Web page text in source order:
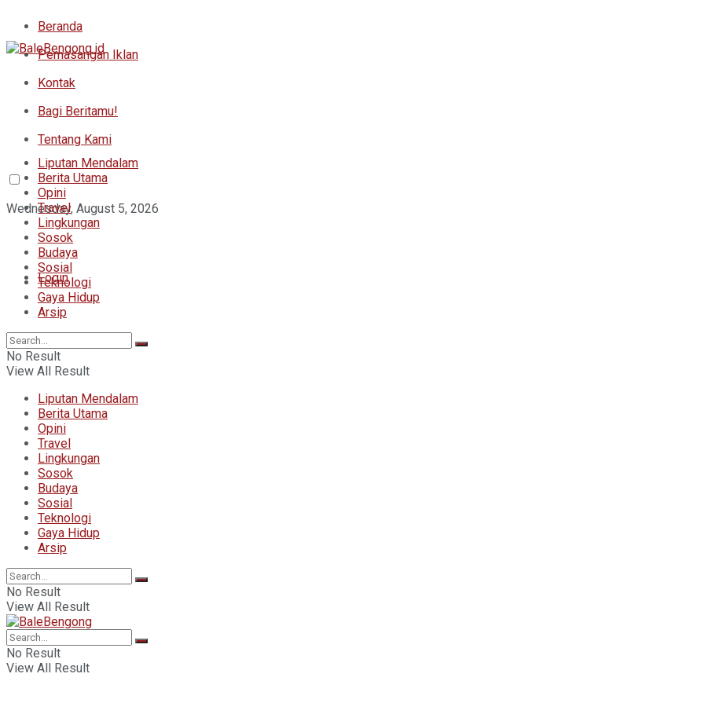
Beranda
Pemasangan Iklan
Kontak
Bagi Beritamu!
Tentang Kami
Wednesday, August 5, 2026
Login
Liputan Mendalam
Berita Utama
Opini
Travel
Lingkungan
Sosok
Budaya
Sosial
Teknologi
Gaya Hidup
Arsip
No Result
View All Result
Liputan Mendalam
Berita Utama
Opini
Travel
Lingkungan
Sosok
Budaya
Sosial
Teknologi
Gaya Hidup
Arsip
No Result
View All Result
No Result
View All Result